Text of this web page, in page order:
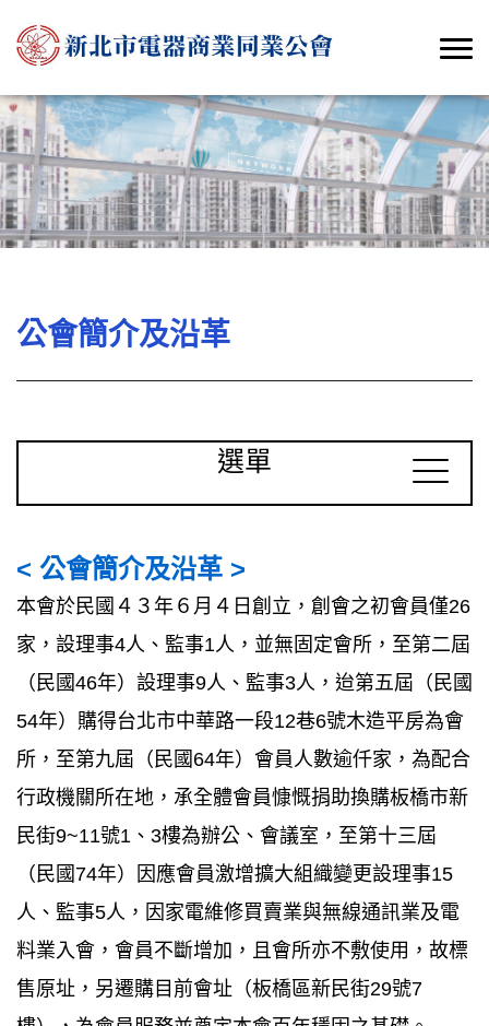
公會簡介及沿革
選單
< 公會簡介及沿革 >
本會於民國４３年６月４日創立，創會之初會員僅26
家，設理事4人、監事1人，並無固定會所，至第二屆
（民國46年）設理事9人、監事3人，迨第五屆（民國
54年）購得台北市中華路一段12巷6號木造平房為會
所，至第九屆（民國64年）會員人數逾仟家，為配合
行政機關所在地，承全體會員慷慨捐助換購板橋市新
民街9~11號1、3樓為辦公、會議室，至第十三屆
（民國74年）因應會員激增擴大組織變更設理事15
人、監事5人，因家電維修買賣業與無線通訊業及電
料業入會，會員不斷增加，且會所亦不敷使用，故標
售原址，另遷購目前會址（板橋區新民街29號7